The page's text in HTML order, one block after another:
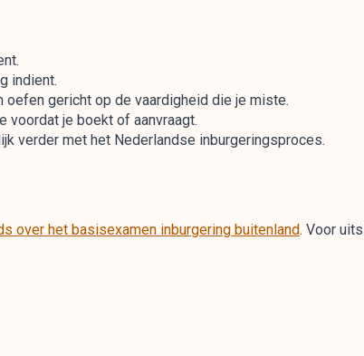
indient.
oefen gericht op de vaardigheid die je miste.
je boekt of aanvraagt.
verder met het Nederlandse inburgeringsproces.
over het basisexamen inburgering buitenland. Voor